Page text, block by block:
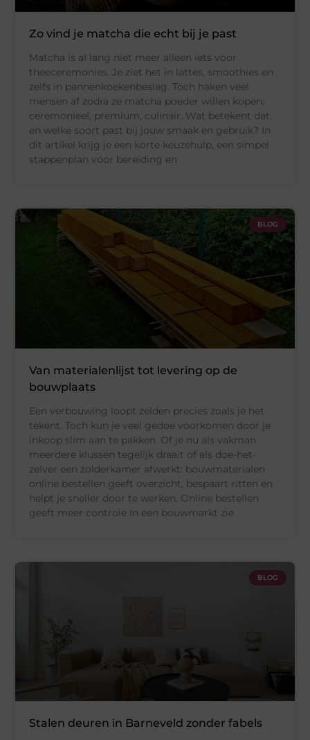
Zo vind je matcha die echt bij je past
Matcha is al lang niet meer alleen iets voor
theeceremonies. Je ziet het in lattes, smoothies en
zelfs in pannenkoekenbeslag. Toch haken veel
mensen af zodra ze matcha poeder willen kopen:
ceremonieel, premium, culinair. Wat betekent dat,
en welke soort past bij jouw smaak en gebruik? In
dit artikel krijg je een korte keuzehulp, een simpel
stappenplan voor bereiding en
BLOG
Van materialenlijst tot levering op de
bouwplaats
Een verbouwing loopt zelden precies zoals je het
tekent. Toch kun je veel gedoe voorkomen door je
inkoop slim aan te pakken. Of je nu als vakman
meerdere klussen tegelijk draait of als doe-het-
zelver een zolderkamer afwerkt: bouwmaterialen
online bestellen geeft overzicht, bespaart ritten en
helpt je sneller door te werken. Online bestellen
geeft meer controle In een bouwmarkt zie
BLOG
Stalen deuren in Barneveld zonder fabels